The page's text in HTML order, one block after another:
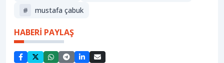
#
mustafa çabuk
HABERİ PAYLAŞ